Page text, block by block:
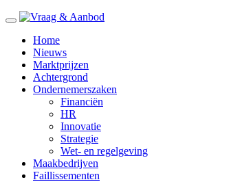
Home
Nieuws
Marktprijzen
Achtergrond
Ondernemerszaken
Financiën
HR
Innovatie
Strategie
Wet- en regelgeving
Maakbedrijven
Faillissementen